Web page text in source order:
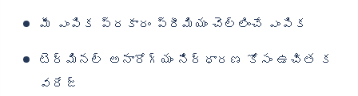
మీ ఎంపిక ప్రకారం ప్రీమియం చెల్లించే ఎంపిక
టెర్మినల్ అనారోగ్యం నిర్ధారణ కోసం ఉచిత క
వరేజ్